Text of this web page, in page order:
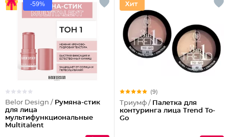
-59%
Belor Design / Румяна-стик
для лица
мультифункциональные
Multitalent
(9)
Триумф / Палетка для
контуринга лица Trend To-
Go